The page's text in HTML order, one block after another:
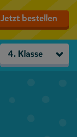
Jetzt bestellen
4. Klasse